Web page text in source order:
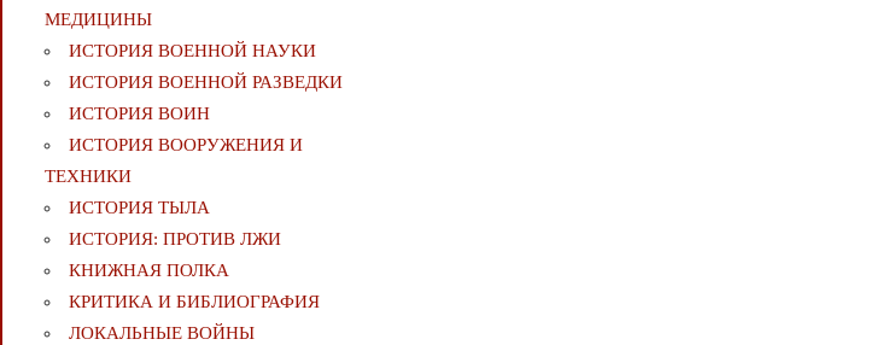
МЕДИЦИНЫ
ИСТОРИЯ ВОЕННОЙ НАУКИ
ИСТОРИЯ ВОЕННОЙ РАЗВЕДКИ
ИСТОРИЯ ВОИН
ИСТОРИЯ ВООРУЖЕНИЯ И
ТЕХНИКИ
ИСТОРИЯ ТЫЛА
ИСТОРИЯ: ПРОТИВ ЛЖИ
КНИЖНАЯ ПОЛКА
КРИТИКА И БИБЛИОГРАФИЯ
ЛОКАЛЬНЫЕ ВОЙНЫ